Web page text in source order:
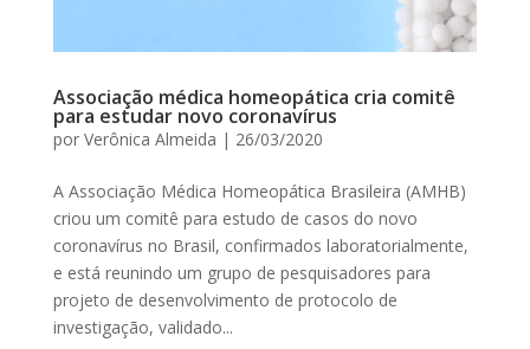
Associação médica homeopática cria comitê
para estudar novo coronavírus
por Verônica Almeida | 26/03/2020
A Associação Médica Homeopática Brasileira (AMHB)
criou um comitê para estudo de casos do novo
coronavírus no Brasil, confirmados laboratorialmente,
e está reunindo um grupo de pesquisadores para
projeto de desenvolvimento de protocolo de
investigação, validado...